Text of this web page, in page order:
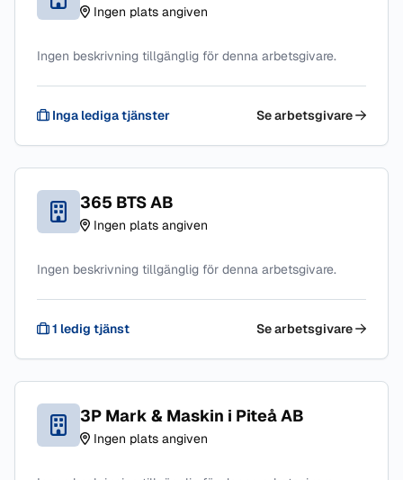
Ingen plats angiven
Ingen beskrivning tillgänglig för denna arbetsgivare.
Inga lediga tjänster Se arbetsgivare
365 BTS AB
Ingen plats angiven
Ingen beskrivning tillgänglig för denna arbetsgivare.
1 ledig tjänst Se arbetsgivare
3P Mark & Maskin i Piteå AB
Ingen plats angiven